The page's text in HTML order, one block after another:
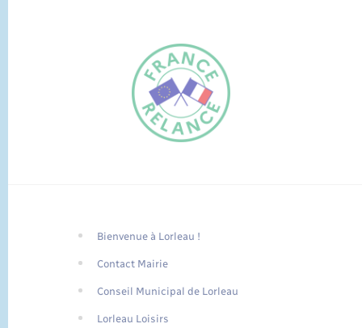
Traduction du
FR
Bienvenue à Lorleau !
Contact Mairie
Conseil Municipal de Lorleau
Lorleau Loisirs